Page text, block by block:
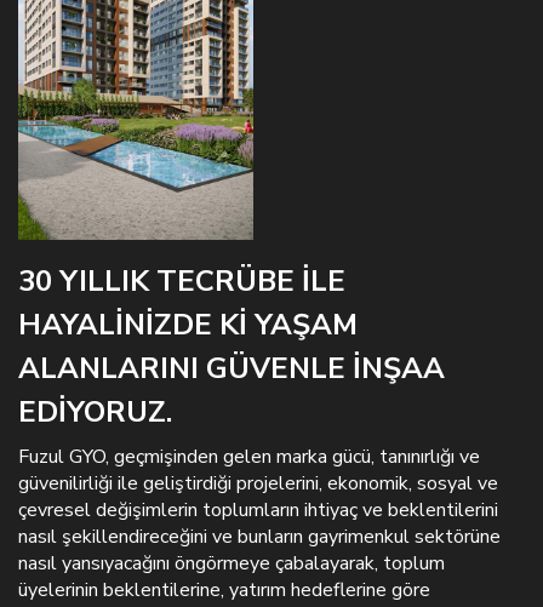
30 YILLIK TECRÜBE İLE
HAYALİNİZDE Kİ YAŞAM
ALANLARINI GÜVENLE İNŞAA
EDİYORUZ.
Fuzul GYO, geçmişinden gelen marka gücü, tanınırlığı ve
güvenilirliği ile geliştirdiği projelerini, ekonomik, sosyal ve
çevresel değişimlerin toplumların ihtiyaç ve beklentilerini
nasıl şekillendireceğini ve bunların gayrimenkul sektörüne
nasıl yansıyacağını öngörmeye çabalayarak, toplum
üyelerinin beklentilerine, yatırım hedeflerine göre